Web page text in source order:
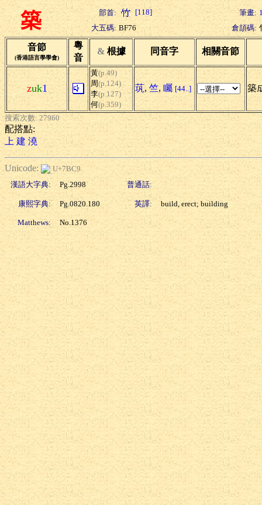
築 部首: [118] 筆畫:
大五碼: BF76 倉頡碼:
音節
(香港語言學學會)
粵
音
& 根據 同音字 相關音節
zuk1
黃(p.49)
周(p.124)
李(p.127)
何(p.359)
茿, 竺, 矚 [44..] 築
搜索次數: 27960
配搭點:
上 建 澆
Unicode:
U+7BC9
漢語大字典:
Pg.2998 普通話:
康熙字典: Pg.0820.180 英譯: build, erect; building
Matthews: No.1376